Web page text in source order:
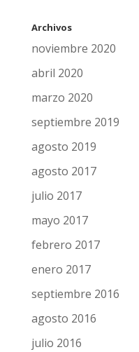
Archivos
noviembre 2020
abril 2020
marzo 2020
septiembre 2019
agosto 2019
agosto 2017
julio 2017
mayo 2017
febrero 2017
enero 2017
septiembre 2016
agosto 2016
julio 2016